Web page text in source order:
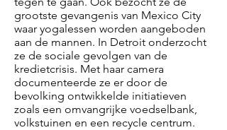
grootste gevangenis van Mexico City
waar yogalessen worden aangeboden
aan de mannen. In Detroit onderzocht
ze de sociale gevolgen van de
kredietcrisis. Met haar camera
documenteerde ze er door de
bevolking ontwikkelde initiatieven
zoals een omvangrijke voedselbank,
volkstuinen en een recycle centrum.